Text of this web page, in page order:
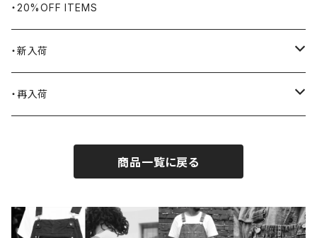
BLUCO
Blundstone
BLACK JACK BOOTS
BY ROBERT JAMES
CAMBER
腕時計
ブランケット
食品
ライター
エプロン
・20%OFF ITEMS
・新入荷
2026.7.31
2026.7.6
・再入荷
2026.7.30
商品一覧に戻る